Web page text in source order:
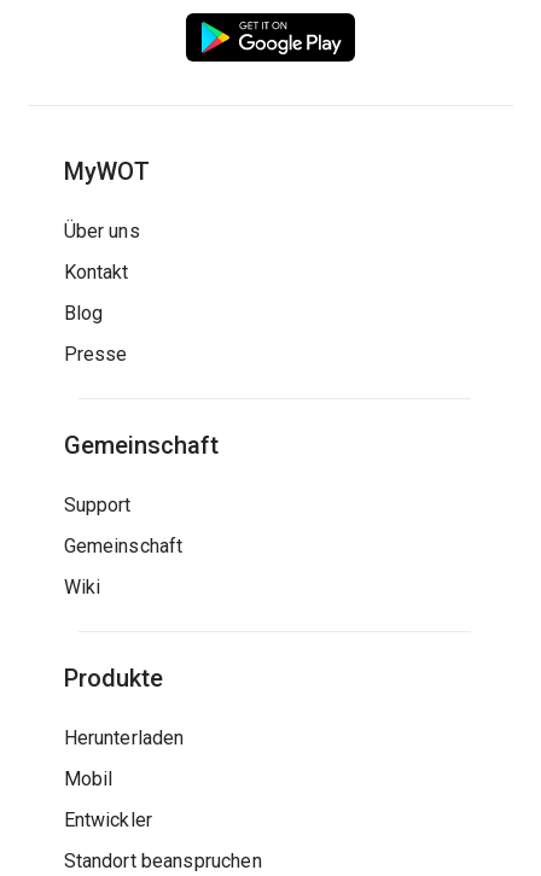
MyWOT
Über uns
Kontakt
Blog
Presse
Gemeinschaft
Support
Gemeinschaft
Wiki
Produkte
Herunterladen
Mobil
Entwickler
Standort beanspruchen